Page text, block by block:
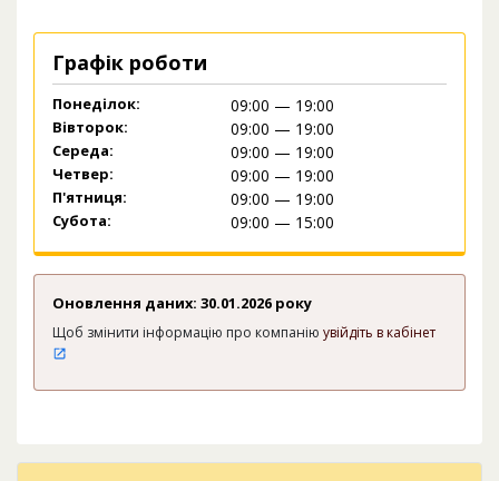
Графік роботи
Понеділок: 09:00 — 19:00
Вівторок: 09:00 — 19:00
Середа: 09:00 — 19:00
Четвер: 09:00 — 19:00
П'ятниця: 09:00 — 19:00
Субота: 09:00 — 15:00
Оновлення даних: 30.01.2026 року
Щоб змінити інформацію про компанію увійдіть в кабінет